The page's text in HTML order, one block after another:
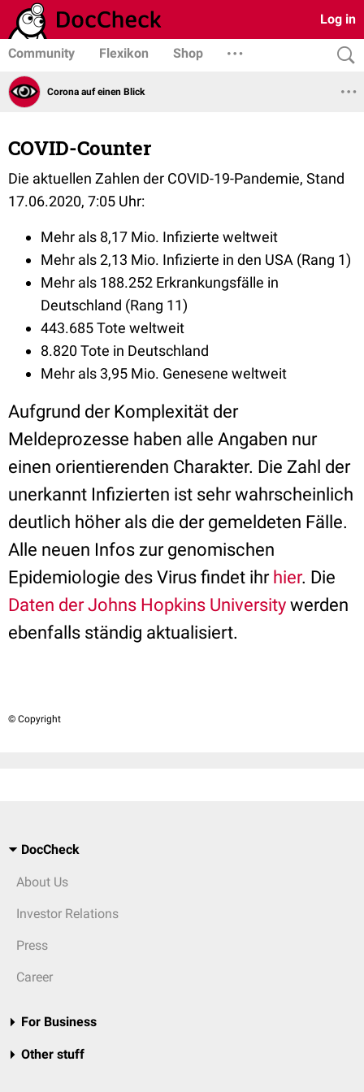
Log in
Community Flexikon Shop
Corona auf einen Blick
COVID-Counter
Die aktuellen Zahlen der COVID-19-Pandemie, Stand
17.06.2020, 7:05 Uhr:
Mehr als 8,17 Mio. Infizierte weltweit
Mehr als 2,13 Mio. Infizierte in den USA (Rang 1)
Mehr als 188.252 Erkrankungsfälle in
Deutschland (Rang 11)
443.685 Tote weltweit
8.820 Tote in Deutschland
Mehr als 3,95 Mio. Genesene weltweit
Aufgrund der Komplexität der
Meldeprozesse haben alle Angaben nur
einen orientierenden Charakter. Die Zahl der
unerkannt Infizierten ist sehr wahrscheinlich
deutlich höher als die der gemeldeten Fälle.
Alle neuen Infos zur genomischen
Epidemiologie des Virus findet ihr hier. Die
Daten der Johns Hopkins University werden
ebenfalls ständig aktualisiert.
© Copyright
DocCheck
About Us
Investor Relations
Press
Career
For Business
Other stuff